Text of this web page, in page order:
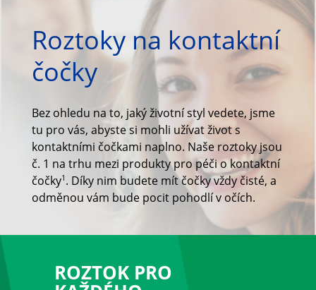
Jednodenní
Měsíční
Torické na astigmatismus
Multifokální
Barevné
Roztoky na čočky
Roztoky na kontaktní
čočky
Bez ohledu na to, jaký životní styl vedete, jsme
tu pro vás, abyste si mohli užívat život s
kontaktními čočkami naplno. Naše roztoky jsou
č. 1 na trhu mezi produkty pro péči o kontaktní
čočky1 . Díky nim budete mít čočky vždy čisté, a
odměnou vám bude pocit pohodlí v očích.
ROZTOK PRO